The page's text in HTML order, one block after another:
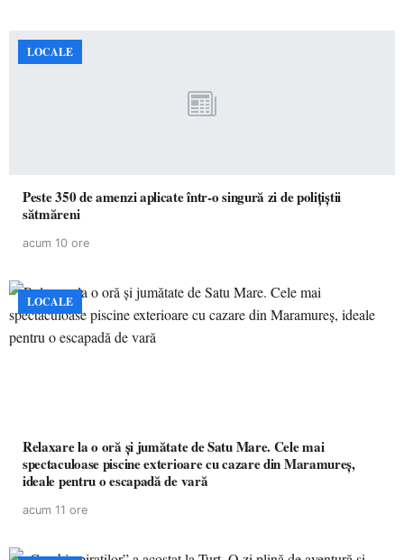
LOCALE
Peste 350 de amenzi aplicate într-o singură zi de polițiștii
sătmăreni
acum 10 ore
LOCALE
Relaxare la o oră și jumătate de Satu Mare. Cele mai
spectaculoase piscine exterioare cu cazare din Maramureș,
ideale pentru o escapadă de vară
acum 11 ore